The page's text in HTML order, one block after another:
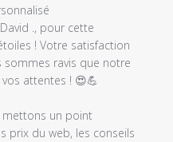
., pour cette
! Votre satisfaction
ravis que notre
attentes ! 😍💪
mettons un point
prix du web, les conseils